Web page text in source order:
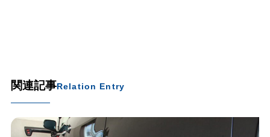
関連記事Relation Entry